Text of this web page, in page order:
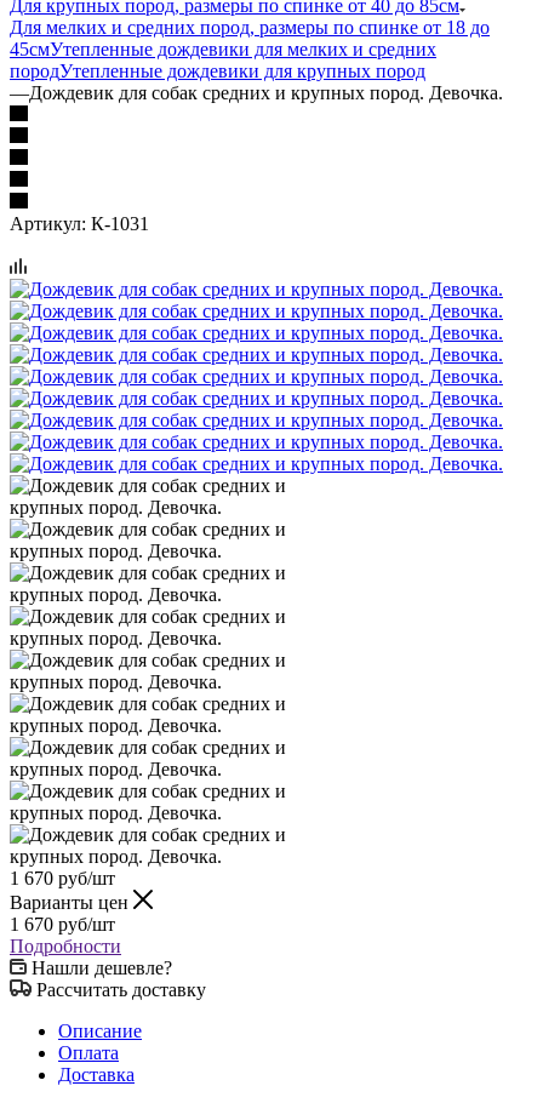
Для крупных пород, размеры по спинке от 40 до 85см
Для мелких и средних пород, размеры по спинке от 18 до
45смУтепленные дождевики для мелких и средних
породУтепленные дождевики для крупных пород
—Дождевик для собак средних и крупных пород. Девочка.
Артикул: К-1031
1 670 руб/шт
Варианты цен
1 670 руб/шт
Подробности
Нашли дешевле?
Рассчитать доставку
Описание
Оплата
Доставка